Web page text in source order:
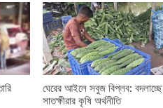
ঘেরের আইলে সবুজ বিপ্লব: বদলাচ্ছে
সাতক্ষীরার কৃষি অর্থনীতি